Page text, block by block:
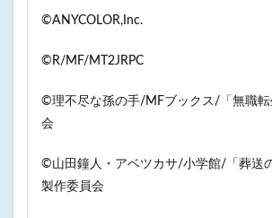
©ANYCOLOR,Inc.
©R/MF/MT2JRPC
©理不尽な孫の手/MFブックス/「無職転
会
©山田鐘人・アベツカサ/小学館/「葬送
製作委員会